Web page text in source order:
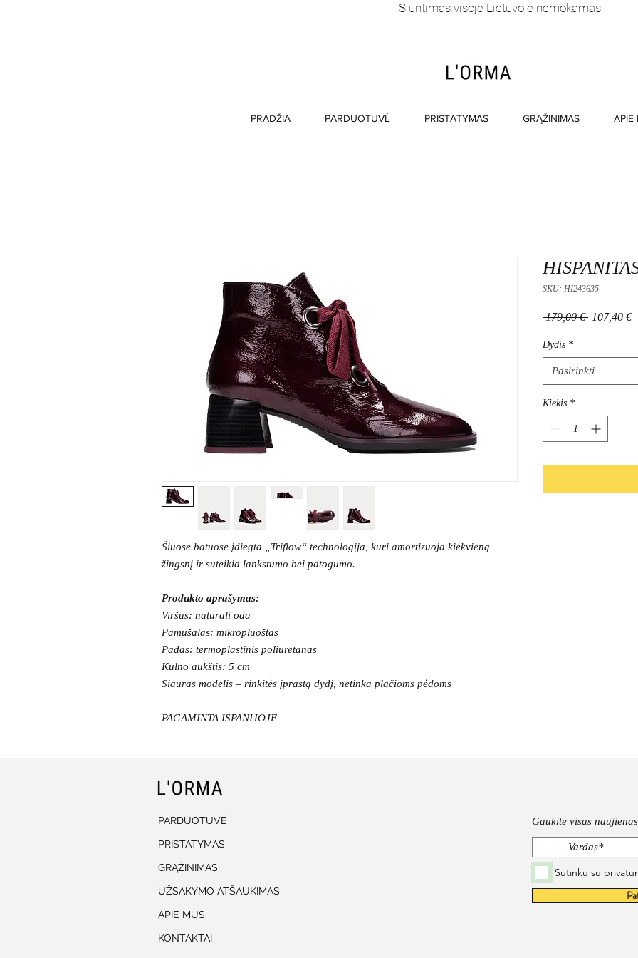
Siuntimas visoje Lietuvoje nemokamas!
PRADŽIA PARDUOTUVĖ PRISTATYMAS GRĄŽINIMAS APIE
Šiuose batuose įdiegta „Triflow“ technologija, kuri amortizuoja kiekvieną
žingsnį ir suteikia lankstumo bei patogumo.
Produkto aprašymas:
Viršus: natūrali oda
Pamušalas: mikropluoštas
Padas: termoplastinis poliuretanas
Kulno aukštis: 5 cm
Siauras modelis – rinkitės įprastą dydį, netinka plačioms pėdoms
PAGAMINTA ISPANIJOJE
SKU: HI243635
179,00 € Įprastinė
107,40 €
Dydis *
Pasirinkti
Kiekis *
PARDUOTUVĖ
PRISTATYMAS
GRĄŽINIMAS
UŽSAKYMO ATŠAUKIMAS
APIE MUS
KONTAKTAI
Gaukite visas
Sutinku su